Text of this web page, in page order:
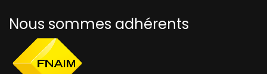
Nous sommes adhérents